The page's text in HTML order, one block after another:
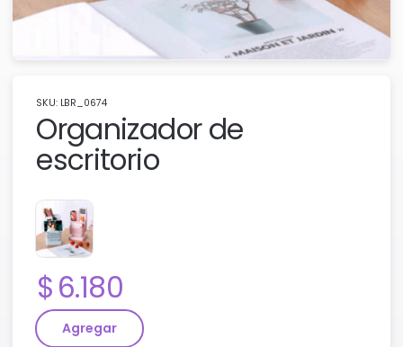
SKU: LBR_0674
Organizador de
escritorio
Precio:
6.180
Agregar